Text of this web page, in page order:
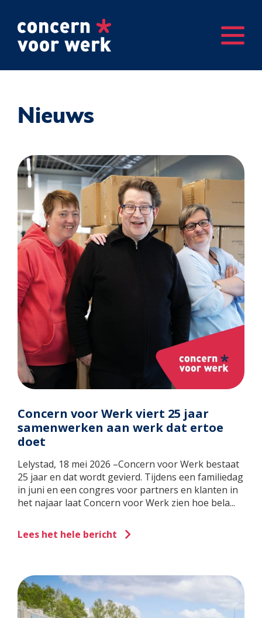
Nieuws
Concern voor Werk viert 25 jaar
samenwerken aan werk dat ertoe
doet
Lelystad, 18 mei 2026 –Concern voor Werk bestaat
25 jaar en dat wordt gevierd. Tijdens een familiedag
in juni en een congres voor partners en klanten in
het najaar laat Concern voor Werk zien hoe bela...
Lees het hele bericht